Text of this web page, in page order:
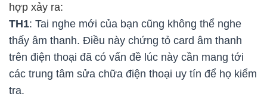
hợp xảy ra:
TH1: Tai nghe mới của bạn cũng không thể nghe
thấy âm thanh. Điều này chứng tỏ card âm thanh
trên điện thoại đã có vấn đề lúc này cần mang tới
các trung tâm sửa chữa điện thoại uy tín để họ kiểm
tra.